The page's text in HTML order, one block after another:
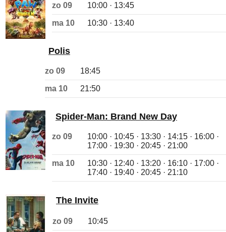
zo 09 10:00 · 13:45
ma 10 10:30 · 13:40
Polis
zo 09 18:45
ma 10 21:50
Spider-Man: Brand New Day
zo 09
10:00 · 10:45 · 13:30 · 14:15 · 16:00 ·
17:00 · 19:30 · 20:45 · 21:00
ma 10
10:30 · 12:40 · 13:20 · 16:10 · 17:00 ·
17:40 · 19:40 · 20:45 · 21:10
The Invite
zo 09 10:45